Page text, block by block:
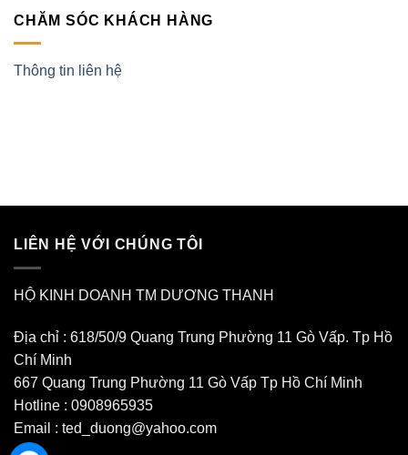
CHĂM SÓC KHÁCH HÀNG
Thông tin liên hệ
LIÊN HỆ VỚI CHÚNG TÔI
HỘ KINH DOANH TM DƯƠNG THANH
Địa chỉ : 618/50/9 Quang Trung Phường 11 Gò Vấp. Tp Hồ
Chí Minh
667 Quang Trung Phường 11 Gò Vấp Tp Hồ Chí Minh
Hotline : 0908965935
Email : ted_duong@yahoo.com